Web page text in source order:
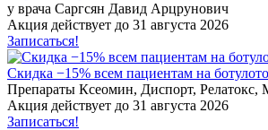
у врача Саргсян Давид Арцрунович
Акция действует до 31 августа 2026
Записаться!
Скидка −15% всем пациентам на
Препараты Ксеомин, Диспорт, Релатокс,
Акция действует до 31 августа 2026
Записаться!